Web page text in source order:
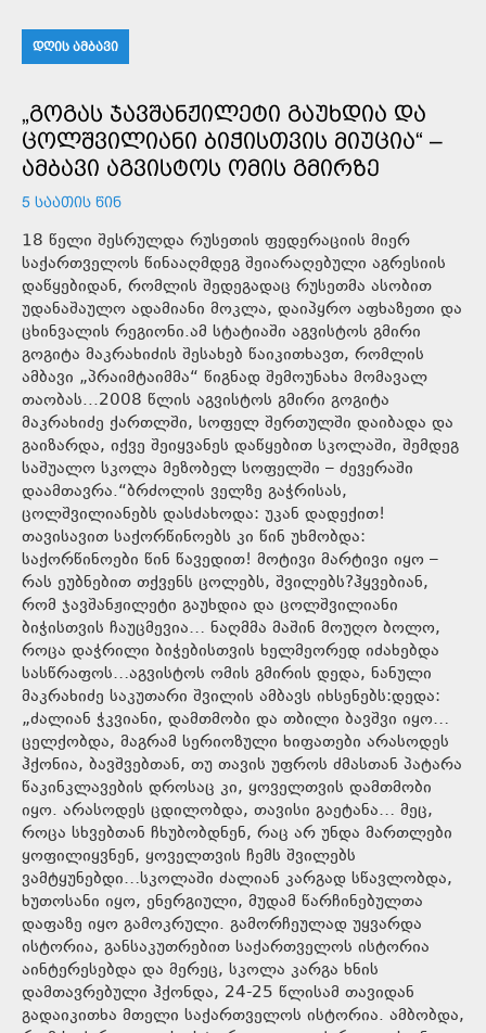
ᲓᲦᲘᲡ ᲐᲛᲑᲐᲕᲘ
„ᲒᲝᲒᲐᲡ ᲯᲐᲕᲨᲐᲜᲟᲘᲚᲔᲢᲘ ᲒᲐᲣᲮᲓᲘᲐ ᲓᲐ
ᲪᲝᲚᲨᲕᲘᲚᲘᲐᲜᲘ ᲑᲘᲭᲘᲡᲗᲕᲘᲡ ᲛᲘᲣᲪᲘᲐ“ –
ᲐᲛᲑᲐᲕᲘ ᲐᲒᲕᲘᲡᲢᲝᲡ ᲝᲛᲘᲡ ᲒᲛᲘᲠᲖᲔ
5 ᲡᲐᲐᲗᲘᲡ ᲬᲘᲜ
18 წელი შესრულდა რუსეთის ფედერაციის მიერ
საქართველოს წინააღმდეგ შეიარაღებული აგრესიის
დაწყებიდან, რომლის შედეგადაც რუსეთმა ასობით
უდანაშაულო ადამიანი მოკლა, დაიპყრო აფხაზეთი და
ცხინვალის რეგიონი.ამ სტატიაში აგვისტოს გმირი
გოგიტა მაკრახიძის შესახებ წაიკითხავთ, რომლის
ამბავი „პრაიმტაიმმა“ წიგნად შემოუნახა მომავალ
თაობას...2008 წლის აგვისტოს გმირი გოგიტა
მაკრახიძე ქართლში, სოფელ შერთულში დაიბადა და
გაიზარდა, იქვე შეიყვანეს დაწყებით სკოლაში, შემდეგ
საშუალო სკოლა მეზობელ სოფელში – ძევერაში
დაამთავრა.“ბრძოლის ველზე გაჭრისას,
ცოლშვილიანებს დასძახოდა: უკან დადექით!
თავისავით საქორწინოებს კი წინ უხმობდა:
საქორწინოები წინ წავედით! მოტივი მარტივი იყო –
რას ეუბნებით თქვენს ცოლებს, შვილებს?ჰყვებიან,
რომ ჯავშანჟილეტი გაუხდია და ცოლშვილიანი
ბიჭისთვის ჩაუცმევია… ნაღმმა მაშინ მოუღო ბოლო,
როცა დაჭრილი ბიჭებისთვის ხელმეორედ იძახებდა
სასწრაფოს…აგვისტოს ომის გმირის დედა, ნანული
მაკრახიძე საკუთარი შვილის ამბავს იხსენებს:დედა:
„ძალიან ჭკვიანი, დამთმობი და თბილი ბავშვი იყო…
ცელქობდა, მაგრამ სერიოზული ხიფათები არასოდეს
ჰქონია, ბავშვებთან, თუ თავის უფროს ძმასთან პატარა
წაკინკლავების დროსაც კი, ყოველთვის დამთმობი
იყო. არასოდეს ცდილობდა, თავისი გაეტანა… მეც,
როცა სხვებთან ჩხუბობდნენ, რაც არ უნდა მართლები
ყოფილიყვნენ, ყოველთვის ჩემს შვილებს
ვამტყუნებდი…სკოლაში ძალიან კარგად სწავლობდა,
ხუთოსანი იყო, ენერგიული, მუდამ წარჩინებულთა
დაფაზე იყო გამოკრული. გამორჩეულად უყვარდა
ისტორია, განსაკუთრებით საქართველოს ისტორია
აინტერესებდა და მერეც, სკოლა კარგა ხნის
დამთავრებული ჰქონდა, 24-25 წლისამ თავიდან
გადაიკითხა მთელი საქართველოს ისტორია. ამბობდა,